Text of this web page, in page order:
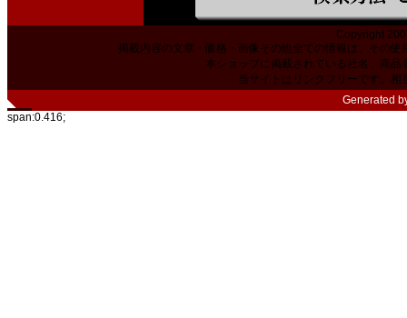
Copyright
掲載内容の文章・価格・画像その他全ての情報は、その
本ショップに掲載されている社名、商
当サイトはリンクフリーです。相
Generated
span:0.416;